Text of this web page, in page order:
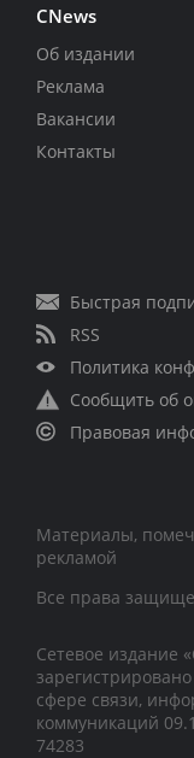
CNews
Об издании
Реклама
Вакансии
Контакты
Быстрая
RSS
Политика
Сообщить об
Правовая
Материалы,
рекламой
Все права
Сетевое издание
сфере связи,
коммуникаций
74283